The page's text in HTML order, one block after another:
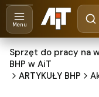
Sprzęt do pracy na
BHP w AiT
ARTYKUŁY BHP
Menu